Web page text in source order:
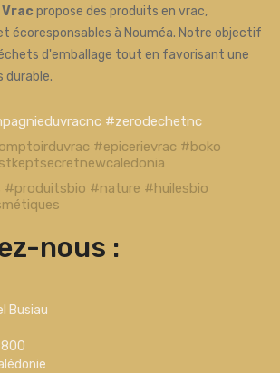
Vrac propose des produits en vrac,
écoresponsables à Nouméa. Notre objectif
d'emballage tout en favorisant une
durable.
#zerodechetnc
#epicerievrac #boko
#nature #huilesbio
nous :
Busiau